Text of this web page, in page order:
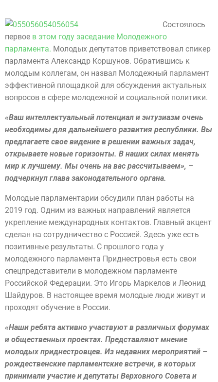
Состоялось
первое в этом году заседание Молодежного
парламента. Молодых депутатов приветствовал спикер
парламента Александр Коршунов. Обратившись к
молодым коллегам, он назвал Молодежный парламент
эффективной площадкой для обсуждения актуальных
вопросов в сфере молодежной и социальной политики.
«Ваш интеллектуальный потенциал и энтузиазм очень
необходимы для дальнейшего развития республики. Вы
предлагаете свое видение в решении важных задач,
открываете новые горизонты. В наших силах менять
мир к лучшему. Мы очень на вас рассчитываем», –
подчеркнул глава законодательного органа.
Молодые парламентарии обсудили план работы на
2019 год. Одним из важных направлений является
укрепление международных контактов. Главный акцент
сделан на сотрудничество с Россией. Здесь уже есть
позитивные результаты. С прошлого года у
молодежного парламента Приднестровья есть свои
спецпредставители в молодежном парламенте
Российской Федерации. Это Игорь Маркелов и Леонид
Шайдуров. В настоящее время молодые люди живут и
проходят обучение в России.
«Наши ребята активно участвуют в различных форумах
и общественных проектах. Представляют мнение
молодых приднестровцев. Из недавних мероприятий –
рождественские парламентские встречи, в которых
принимали участие и депутаты Верховного Совета и